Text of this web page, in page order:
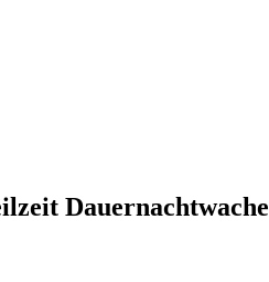
Dauernachtwache